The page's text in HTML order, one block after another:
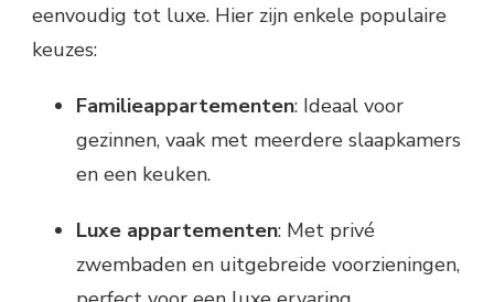
eenvoudig tot luxe. Hier zijn enkele populaire
keuzes:
Familieappartementen: Ideaal voor
gezinnen, vaak met meerdere slaapkamers
en een keuken.
Luxe appartementen: Met privé
zwembaden en uitgebreide voorzieningen,